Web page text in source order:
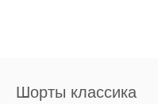
Шорты классика